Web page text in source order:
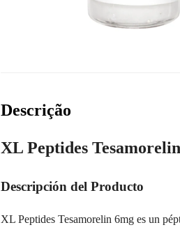
Descrição
XL Peptides
Descripción del Producto
XL Peptides Tesamorelin 6mg es un